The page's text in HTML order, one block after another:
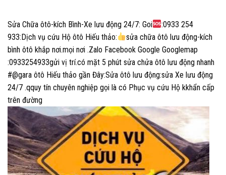
Sửa Chữa ôtô-kích Bình-Xe lưu động 24/7: Goi
:0933 254
933:Dịch vụ cứu Hộ ôtô Hiếu thảo:
sửa chữa ôtô lưu động-kích
bình ôtô khắp nơi.mọi nơi .Zalo Facebook Google Googlemap
:0933254933gửi vị trí.có mặt 5 phút sửa chửa ôtô lưu động nhanh
#@gara ôtô Hiếu thảo gần Đây:Sửa ôtô lưu động:sửa Xe lưu động
24/7 .qquy tín chuyên nghiệp gọi là có Phục vụ cứu Hộ kkhẩn cấp
trên đường